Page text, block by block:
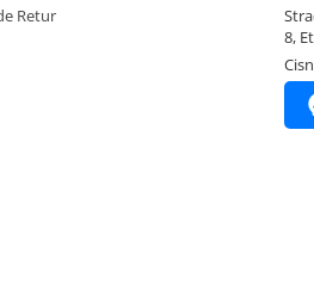
Retur
8,